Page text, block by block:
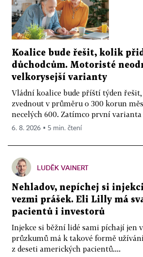
Koalice bude řešit, kolik
důchodcům. Motoristé
velkorysejší varianty
Vládní koalice bude příští týden řešit,
zvednout v průměru o 300 korun
necelých 600. Zatímco první varianta
6. 8. 2026 ▪ 5 min. čtení
LUDĚK VAINERT
Nehladov, nepíchej si
vezmi prášek. Eli Lilly má
pacientů i investorů
Injekce si běžní lidé sami píchají jen
průzkumů má k takové formě
z deseti amerických pacientů....